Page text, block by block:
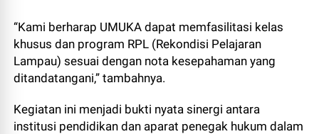
“Kami berharap UMUKA dapat memfasilitasi kelas
khusus dan program RPL (Rekondisi Pelajaran
Lampau) sesuai dengan nota kesepahaman yang
ditandatangani,” tambahnya.
Kegiatan ini menjadi bukti nyata sinergi antara
institusi pendidikan dan aparat penegak hukum dalam